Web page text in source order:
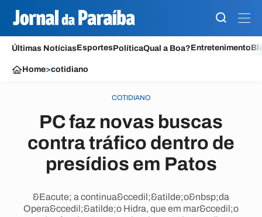
Últimas NotíciasEsportesPolíticaQual a Boa?Entretenimento
Home>cotidiano
COTIDIANO
PC faz novas buscas
contra tráfico dentro de
presídios em Patos
&Eacute; a continua&ccedil;&atilde;o&nbsp;da
Opera&ccedil;&atilde;o Hidra, que em mar&ccedil;o